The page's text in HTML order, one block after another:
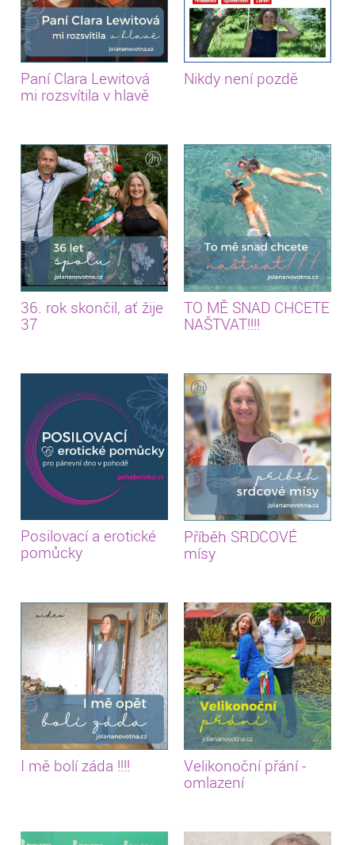
Paní Clara Lewitová
mi rozsvítila v hlavě
Nikdy není pozdě
36. rok skončil, ať žije
37
TO MĚ SNAD CHCETE
NAŠTVAT!!!!
Posilovací a erotické
pomůcky
Příběh SRDCOVÉ
mísy
I mě bolí záda !!!!
Velikonoční přání -
omlazení